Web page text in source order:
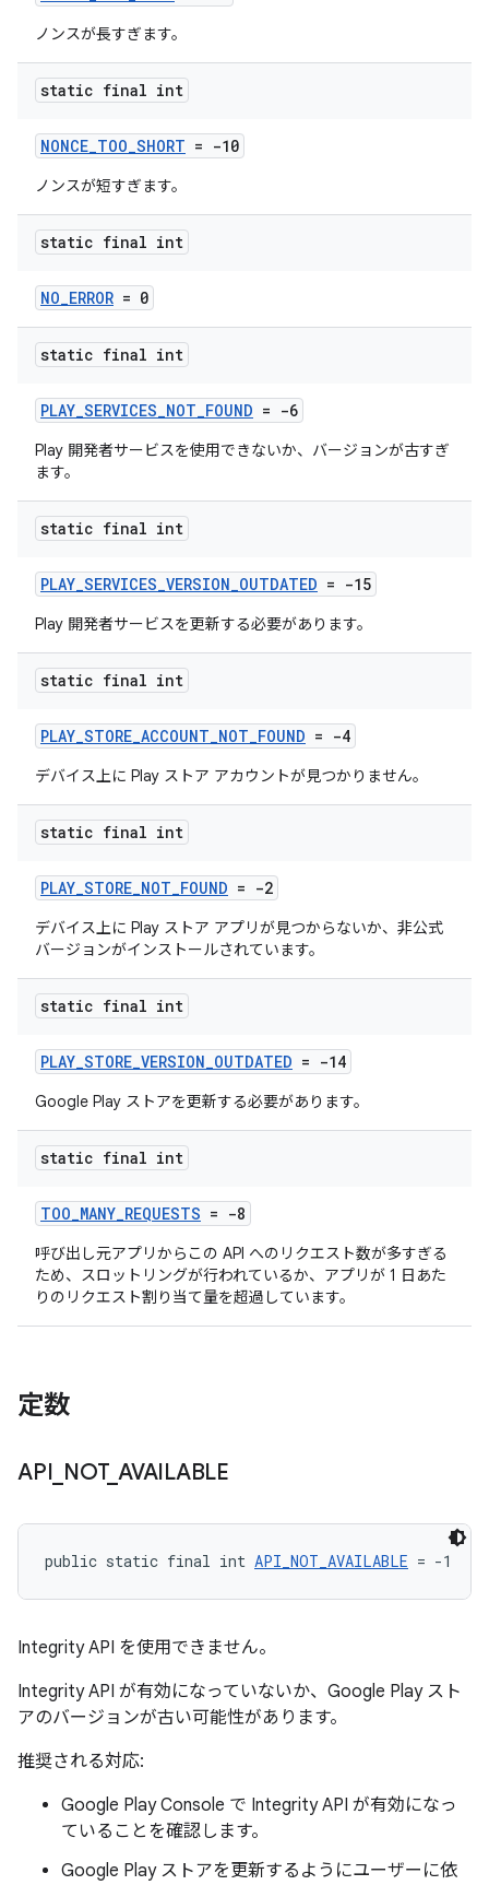
ノンスが長すぎます。
static final int
NONCE_TOO_SHORT = -10
ノンスが短すぎます。
static final int
NO_ERROR = 0
static final int
PLAY_SERVICES_NOT_FOUND = -6
Play 開発者サービスを使用できないか、バージョンが古すぎ
ます。
static final int
PLAY_SERVICES_VERSION_OUTDATED = -15
Play 開発者サービスを更新する必要があります。
static final int
PLAY_STORE_ACCOUNT_NOT_FOUND = -4
デバイス上に Play ストア アカウントが見つかりません。
static final int
PLAY_STORE_NOT_FOUND = -2
デバイス上に Play ストア アプリが見つからないか、非公式
バージョンがインストールされています。
static final int
PLAY_STORE_VERSION_OUTDATED = -14
Google Play ストアを更新する必要があります。
static final int
TOO_MANY_REQUESTS = -8
呼び出し元アプリからこの API へのリクエスト数が多すぎる
ため、スロットリングが行われているか、アプリが 1 日あた
りのリクエスト割り当て量を超過しています。
定数
API NOT_ AVAILABLE
public static final int API_NOT_AVAILABLE = -1
Integrity API を使用できません。
Integrity API が有効になっていないか、Google Play スト
アのバージョンが古い可能性があります。
推奨される対応:
Google Play Console で Integrity API が有効になっ
ていることを確認します。
Google Play ストアを更新するようにユーザーに依